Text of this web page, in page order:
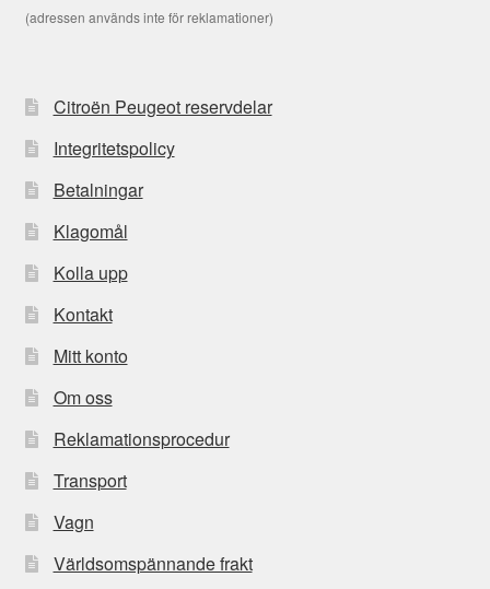
(adressen används inte för reklamationer)
Citroën Peugeot reservdelar
Integritetspolicy
Betalningar
Klagomål
Kolla upp
Kontakt
Mitt konto
Om oss
Reklamationsprocedur
Transport
Vagn
Världsomspännande frakt